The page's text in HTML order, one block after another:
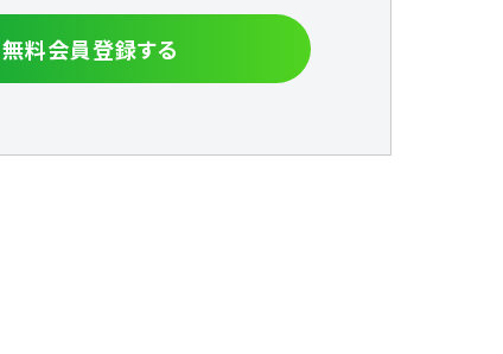
無料会員登録する